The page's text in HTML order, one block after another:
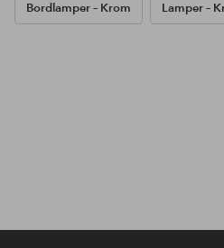
Bordlamper – Krom Lamper –